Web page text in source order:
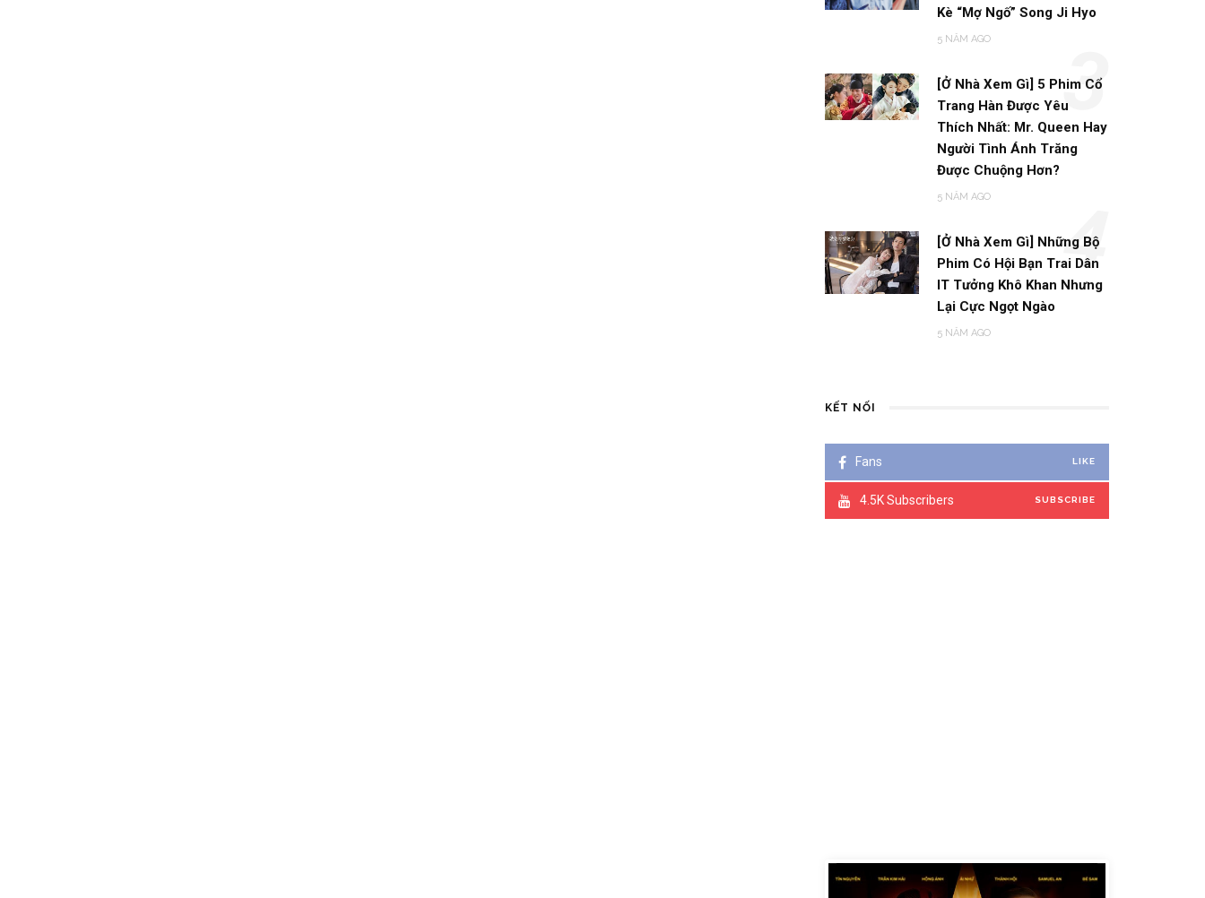
Kè “Mợ Ngố” Song Ji Hyo
5 NĂM AGO
[Ở Nhà Xem Gì] 5 Phim Cổ
Trang Hàn Được Yêu
Thích Nhất: Mr. Queen Hay
Người Tình Ánh Trăng
Được Chuộng Hơn?
5 NĂM AGO
3
[Ở Nhà Xem Gì] Những Bộ
Phim Có Hội Bạn Trai Dân
IT Tưởng Khô Khan Nhưng
Lại Cực Ngọt Ngào
5 NĂM AGO
4
KẾT NỐI
Fans LIKE
4.5K Subscribers SUBSCRIBE